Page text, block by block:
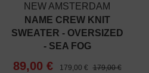
NEW AMSTERDAM
NAME CREW KNIT
SWEATER - OVERSIZED
- SEA FOG
89,00 € 179,00 € 179,00 €